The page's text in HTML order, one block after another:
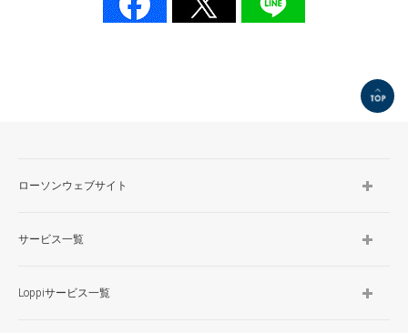
ローソンウェブサイト
サービス一覧
Loppiサービス一覧